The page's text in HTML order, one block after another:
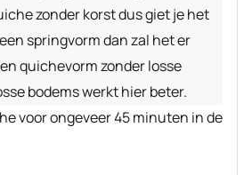
zonder korst dus giet je het
springvorm dan zal het er
quichevorm zonder losse
bodems werkt hier beter.
voor ongeveer 45 minuten in de